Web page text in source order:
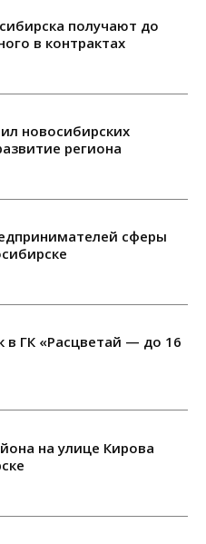
получают до
в контрактах
новосибирских
региона
сферы
ГК «Расцветай — до 16
на улице Кирова